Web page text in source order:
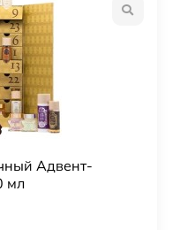
Адвент-
мл